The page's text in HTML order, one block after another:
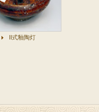
II式釉陶灯